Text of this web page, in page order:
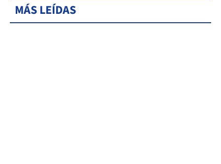
MÁS LEÍDAS